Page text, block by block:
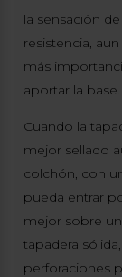
la sensación
resistencia,
más
aportar la base.
Cuando la
mejor sellado
colchón, con
pueda entrar
mejor sobre
tapadera
perforaciones